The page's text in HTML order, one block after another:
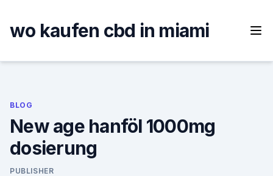
content
wo kaufen cbd in miami
BLOG
New age hanföl 1000mg
dosierung
PUBLISHER